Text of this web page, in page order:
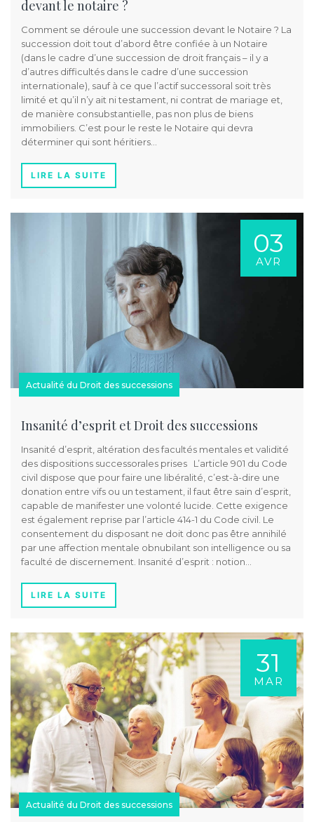
devant le notaire ?
Comment se déroule une succession devant le Notaire ? La
succession doit tout d’abord être confiée à un Notaire
(dans le cadre d’une succession de droit français – il y a
d’autres difficultés dans le cadre d’une succession
internationale), sauf à ce que l’actif successoral soit très
limité et qu’il n’y ait ni testament, ni contrat de mariage et,
de manière consubstantielle, pas non plus de biens
immobiliers. C’est pour le reste le Notaire qui devra
déterminer qui sont héritiers…
LIRE LA SUITE
03
AVR
Actualité du Droit des successions
Insanité d’esprit et Droit des successions
Insanité d’esprit, altération des facultés mentales et validité
des dispositions successorales prises L’article 901 du Code
civil dispose que pour faire une libéralité, c’est-à-dire une
donation entre vifs ou un testament, il faut être sain d’esprit,
capable de manifester une volonté lucide. Cette exigence
est également reprise par l’article 414-1 du Code civil. Le
consentement du disposant ne doit donc pas être annihilé
par une affection mentale obnubilant son intelligence ou sa
faculté de discernement. Insanité d’esprit : notion…
LIRE LA SUITE
31
MAR
Actualité du Droit des successions